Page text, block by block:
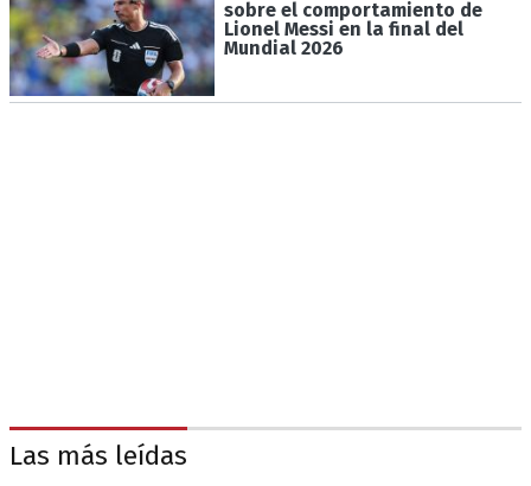
sobre el comportamiento de
Lionel Messi en la final del
Mundial 2026
Las más leídas